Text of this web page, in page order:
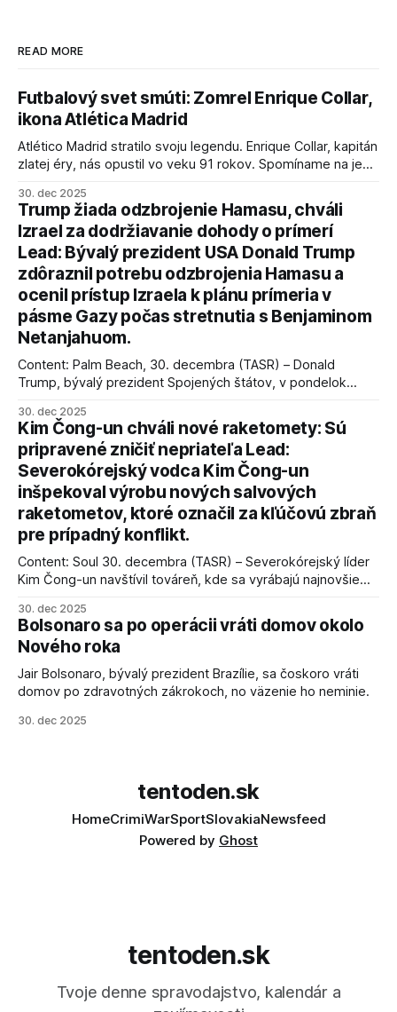
READ MORE
Futbalový svet smúti: Zomrel Enrique Collar,
ikona Atlética Madrid
Atlético Madrid stratilo svoju legendu. Enrique Collar, kapitán
zlatej éry, nás opustil vo veku 91 rokov. Spomíname na jeho
30. dec 2025
Trump žiada odzbrojenie Hamasu, chváli
Izrael za dodržiavanie dohody o prímerí
Lead: Bývalý prezident USA Donald Trump
zdôraznil potrebu odzbrojenia Hamasu a
ocenil prístup Izraela k plánu prímeria v
pásme Gazy počas stretnutia s Benjaminom
Netanjahuom.
Content: Palm Beach, 30. decembra (TASR) – Donald
Trump, bývalý prezident Spojených štátov, v pondelok
kľúčové pre úspešné dosiahnutie prímeria v Gaze. Agentúra
AFP informuje, že Trump vyjadril presvedčenie, že Izrael plní
podmienky dohody o prí
30. dec 2025
Kim Čong-un chváli nové raketomety: Sú
pripravené zničiť nepriateľa Lead:
Severokórejský vodca Kim Čong-un
inšpekoval výrobu nových salvových
raketometov, ktoré označil za kľúčovú zbraň
pre prípadný konflikt.
Content: Soul 30. decembra (TASR) – Severokórejský líder
Kim Čong-un navštívil továreň, kde sa vyrábajú najnovšie
schopnosti. Informovali o tom štátne médiá KĽDR, na ktoré
sa odvoláva agentúra AFP.
30. dec 2025
Bolsonaro sa po operácii vráti domov okolo
Nového roka
Jair Bolsonaro, bývalý prezident Brazílie, sa čoskoro vráti
domov po zdravotných zákrokoch, no väzenie ho neminie.
30. dec 2025
tentoden.sk
HomeCrimiWarSportSlovakiaNewsfeed
Powered by Ghost
tentoden.sk
Tvoje denne spravodajstvo, kalendár a